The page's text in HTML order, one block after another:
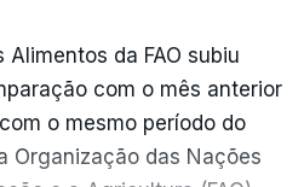
da FAO subiu
com o mês anterior
o mesmo período do
Organização das Nações